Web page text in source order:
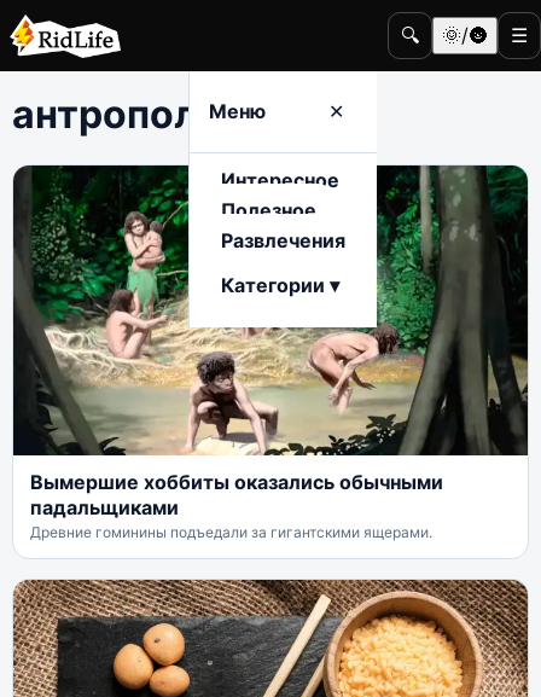
🔍 🌞/🌚 ☰
Меню ✕
Интересное
Полезное
Развлечения
Категории ▾
антропология
Вымершие хоббиты оказались обычными
падальщиками
Древние гоминины подъедали за гигантскими ящерами.